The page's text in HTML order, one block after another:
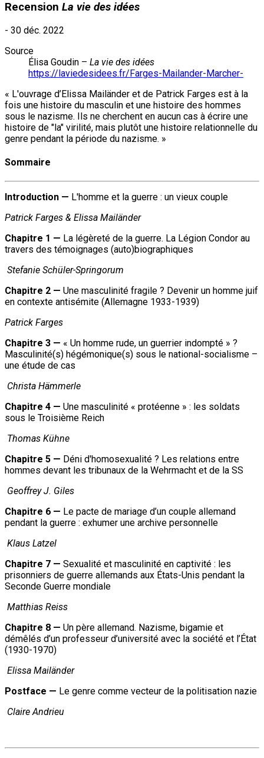
Recension La vie des idées
- 30 déc. 2022
Source
Élisa Goudin – La vie des idées
https://laviedesidees.fr/Farges-Mailander-Marcher-
« L'ouvrage d’Elissa Mailänder et de Patrick Farges est à la
fois une histoire du masculin et une histoire des hommes
sous le nazisme. Ils ne cherchent en aucun cas à écrire une
histoire de "la" virilité, mais plutôt une histoire relationnelle du
genre pendant la période du nazisme. »
Sommaire
Introduction — L'homme et la guerre : un vieux couple
Patrick Farges & Elissa Mailänder
Chapitre 1 — La légèreté de la guerre. La Légion Condor au
travers des témoignages (auto)biographiques
Stefanie Schüler-Springorum
Chapitre 2 — Une masculinité fragile ? Devenir un homme juif
en contexte antisémite (Allemagne 1933-1939)
Patrick Farges
Chapitre 3 — « Un homme rude, un guerrier indompté » ?
Masculinité(s) hégémonique(s) sous le national-socialisme –
une étude de cas
Christa Hämmerle
Chapitre 4 — Une masculinité « protéenne » : les soldats
sous le Troisième Reich
Thomas Kühne
Chapitre 5 — Déni d'homosexualité ? Les relations entre
hommes devant les tribunaux de la Wehrmacht et de la SS
Geoffrey J. Giles
Chapitre 6 — Le pacte de mariage d’un couple allemand
pendant la guerre : exhumer une archive personnelle
Klaus Latzel
Chapitre 7 — Sexualité et masculinité en captivité : les
prisonniers de guerre allemands aux États-Unis pendant la
Seconde Guerre mondiale
Matthias Reiss
Chapitre 8 — Un père allemand. Nazisme, bigamie et
démêlés d’un professeur d’université avec la société et l’État
(1930-1970)
Elissa Mailänder
Postface — Le genre comme vecteur de la politisation nazie
Claire Andrieu